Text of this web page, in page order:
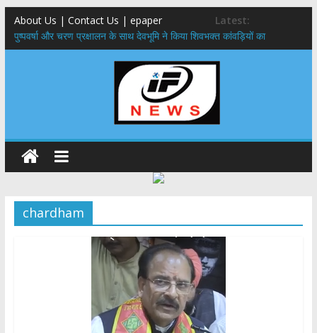
About Us | Contact Us | epaper
Latest:
पुष्पवर्षा और चरण प्रक्षालन के साथ देवभूमि ने किया शिवभक्त कांवड़ियों का
अभिनंदन,मुख्यमंत्री ने स्वास्थ्य सेवा शिविर का किया शुभारंभ, श्रद्धालुओं को अपने
मुख्यमंत्री से महानिदेशक एनसीसी ने की शिष्टाचार भेंट,उत्तराखण्ड में एनसीसी के
विस्तार एवं आधुनिक आधारभूत संरचना के विकास पर हुई महत्वपूर्ण चर्चा
एमडीडीए बोर्ड बैठक, देहरादून और मसूरी के विकास के लिए 25 बड़े प्रस्तावों को मिली
बुजुर्ग-दिव्यांगों के घर जाएंगे बीएलओ, करेंगे नोटिसों का निस्तारण
​देहरादून में 11 अगस्त को लगेगा एक दिवसीय रोजगार मेला, 559 पदों पर होगी भर्ती
chardham